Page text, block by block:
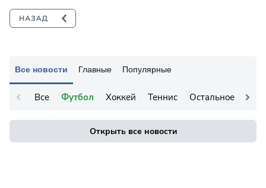
Все новости Главные Популярные
Все Футбол Хоккей Теннис Остальное
Открыть все новости